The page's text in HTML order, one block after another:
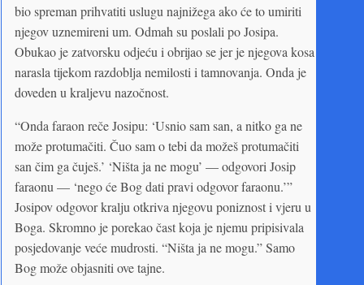
bio spreman prihvatiti uslugu najnižega ako će to umiriti
njegov uznemireni um. Odmah su poslali po Josipa.
Obukao je zatvorsku odjeću i obrijao se jer je njegova kosa
narasla tijekom razdoblja nemilosti i tamnovanja. Onda je
doveden u kraljevu nazočnost.
“Onda faraon reče Josipu: ‘Usnio sam san, a nitko ga ne
može protumačiti. Čuo sam o tebi da možeš protumačiti
san čim ga čuješ.’ ‘Ništa ja ne mogu’ — odgovori Josip
faraonu — ‘nego će Bog dati pravi odgovor faraonu.’”
Josipov odgovor kralju otkriva njegovu poniznost i vjeru u
Boga. Skromno je porekao čast koja je njemu pripisivala
posjedovanje veće mudrosti. “Ništa ja ne mogu.” Samo
Bog može objasniti ove tajne.